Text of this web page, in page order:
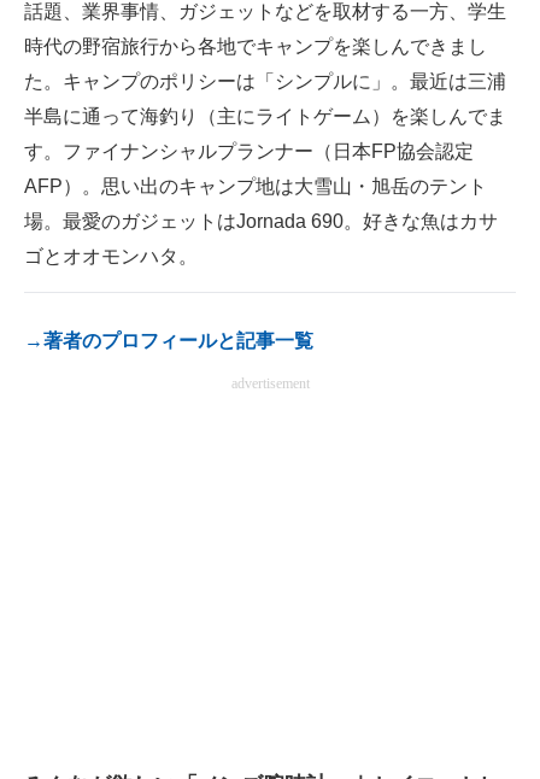
話題、業界事情、ガジェットなどを取材する一方、学生
時代の野宿旅行から各地でキャンプを楽しんできまし
た。キャンプのポリシーは「シンプルに」。最近は三浦
半島に通って海釣り（主にライトゲーム）を楽しんでま
す。ファイナンシャルプランナー（日本FP協会認定
AFP）。思い出のキャンプ地は大雪山・旭岳のテント
場。最愛のガジェットはJornada 690。好きな魚はカサ
ゴとオオモンハタ。
→著者のプロフィールと記事一覧
advertisement